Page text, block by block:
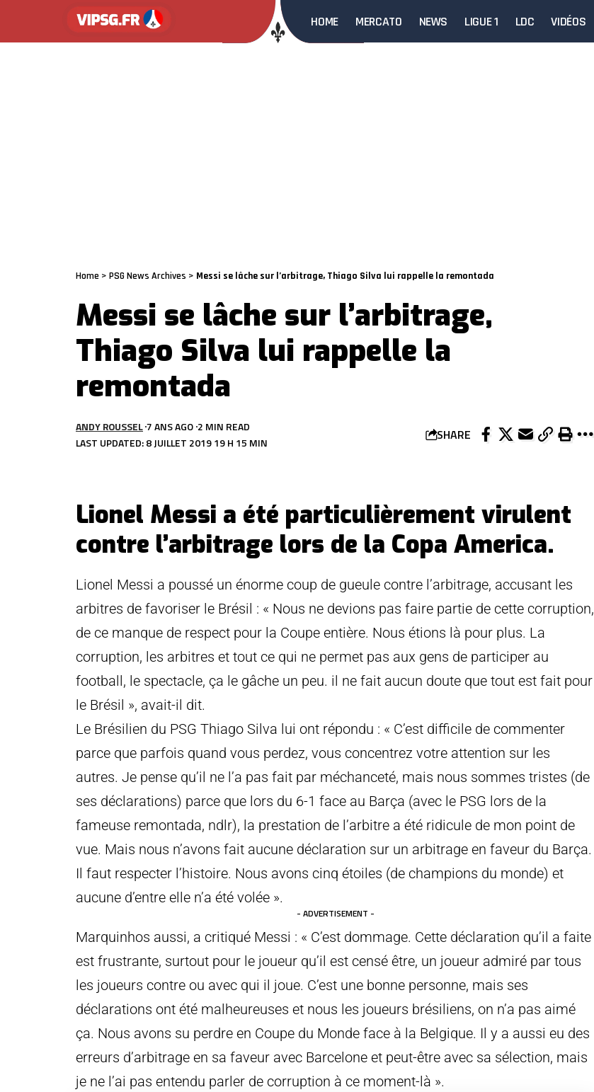
HOME MERCATO NEWS LIGUE 1 LDC VIDÉOS
Home > PSG News Archives > Messi se lâche sur l’arbitrage, Thiago Silva lui rappelle la remontada
Messi se lâche sur l’arbitrage,
Thiago Silva lui rappelle la
remontada
LAST UPDATED: 8 JUILLET 2019 19 H 15 MIN
ANDY ROUSSEL 7 ANS AGO 2 MIN READ SHARE
Lionel Messi a été particulièrement virulent
contre l’arbitrage lors de la Copa America.
Lionel Messi a poussé un énorme coup de gueule contre l’arbitrage, accusant les
arbitres de favoriser le Brésil : « Nous ne devions pas faire partie de cette corruption,
de ce manque de respect pour la Coupe entière. Nous étions là pour plus. La
corruption, les arbitres et tout ce qui ne permet pas aux gens de participer au
football, le spectacle, ça le gâche un peu. il ne fait aucun doute que tout est fait pour
le Brésil », avait-il dit.
Le Brésilien du PSG Thiago Silva lui ont répondu : « C’est difficile de commenter
parce que parfois quand vous perdez, vous concentrez votre attention sur les
autres. Je pense qu’il ne l’a pas fait par méchanceté, mais nous sommes tristes (de
ses déclarations) parce que lors du 6-1 face au Barça (avec le PSG lors de la
fameuse remontada, ndlr), la prestation de l’arbitre a été ridicule de mon point de
vue. Mais nous n’avons fait aucune déclaration sur un arbitrage en faveur du Barça.
Il faut respecter l’histoire. Nous avons cinq étoiles (de champions du monde) et
aucune d’entre elle n’a été volée ».
- ADVERTISEMENT -
Marquinhos aussi, a critiqué Messi : « C’est dommage. Cette déclaration qu’il a faite
est frustrante, surtout pour le joueur qu’il est censé être, un joueur admiré par tous
les joueurs contre ou avec qui il joue. C’est une bonne personne, mais ses
déclarations ont été malheureuses et nous les joueurs brésiliens, on n’a pas aimé
ça. Nous avons su perdre en Coupe du Monde face à la Belgique. Il y a aussi eu des
erreurs d’arbitrage en sa faveur avec Barcelone et peut-être avec sa sélection, mais
je ne l’ai pas entendu parler de corruption à ce moment-là ».